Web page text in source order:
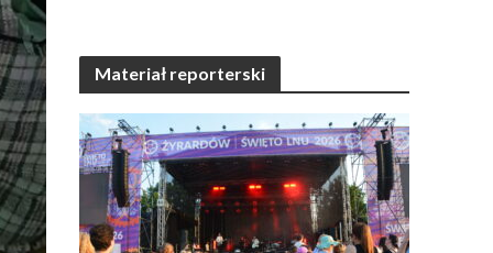
Materiał reporterski